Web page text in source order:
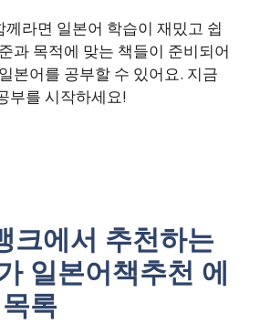
라면 일본어 학습이 재밌고 쉽
과 목적에 맞는 책들이 준비되어
본어를 공부할 수 있어요. 지금
부를 시작하세요!
크에서 추천하는
일본어책추천 에
록